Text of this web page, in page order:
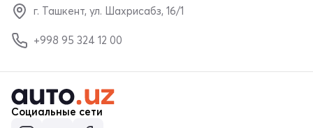
г. Ташкент, ул. Шахрисабз, 16/1
+998 95 324 12 00
Социальные сети